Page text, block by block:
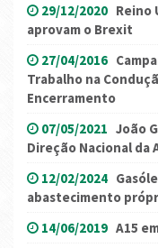
29/12/2020 Reino
aprovam o Brexit
27/04/2016
Trabalho na
Encerramento
07/05/2021 João
Direção Nacional da
12/02/2024
abastecimento
14/06/2019 A15